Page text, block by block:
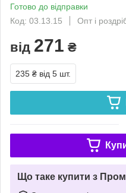
Готово до відправки
Код: 03.13.15
Опт і
від 271 ₴
235 ₴ від 5 шт.
Що таке купити з